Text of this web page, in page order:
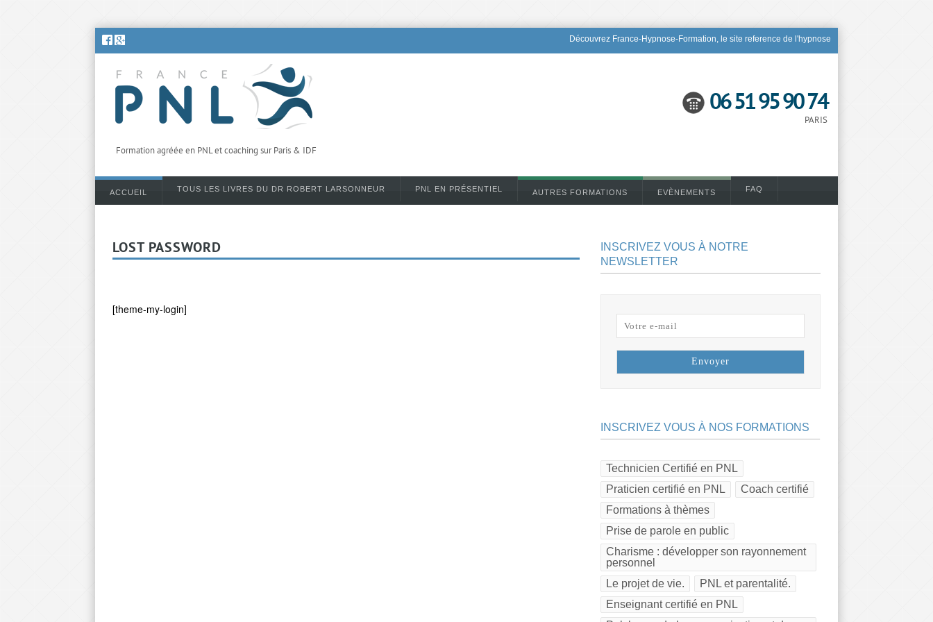
Découvrez France-Hypnose-Formation, le site reference de l'hypnose
Formation agréée en PNL et coaching sur Paris & IDF
06 51 95 90 74
PARIS
ACCUEIL TOUS LES LIVRES DU DR ROBERT LARSONNEUR PNL EN PRÉSENTIEL AUTRES FORMATIONS EVÈNEMENTS FAQ
LOST PASSWORD
[theme-my-login]
INSCRIVEZ VOUS À NOTRE
NEWSLETTER
INSCRIVEZ VOUS À NOS FORMATIONS
Technicien Certifié en PNL
Praticien certifié en PNL
Coach certifié
Formations à thèmes
Prise de parole en public
Charisme : développer son rayonnement
personnel
Le projet de vie.
PNL et parentalité.
Enseignant certifié en PNL